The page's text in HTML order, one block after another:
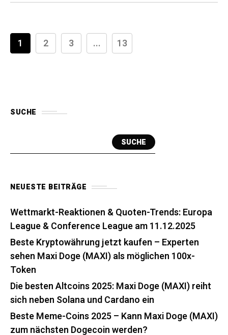
Mysterybox und wie kann man
1 2 3 ... 13
SUCHE
SUCHE
NEUESTE BEITRÄGE
Wettmarkt-Reaktionen & Quoten-Trends: Europa
League & Conference League am 11.12.2025
Beste Kryptowährung jetzt kaufen – Experten
sehen Maxi Doge (MAXI) als möglichen 100x-
Token
Die besten Altcoins 2025: Maxi Doge (MAXI) reiht
sich neben Solana und Cardano ein
Beste Meme-Coins 2025 – Kann Maxi Doge (MAXI)
zum nächsten Dogecoin werden?